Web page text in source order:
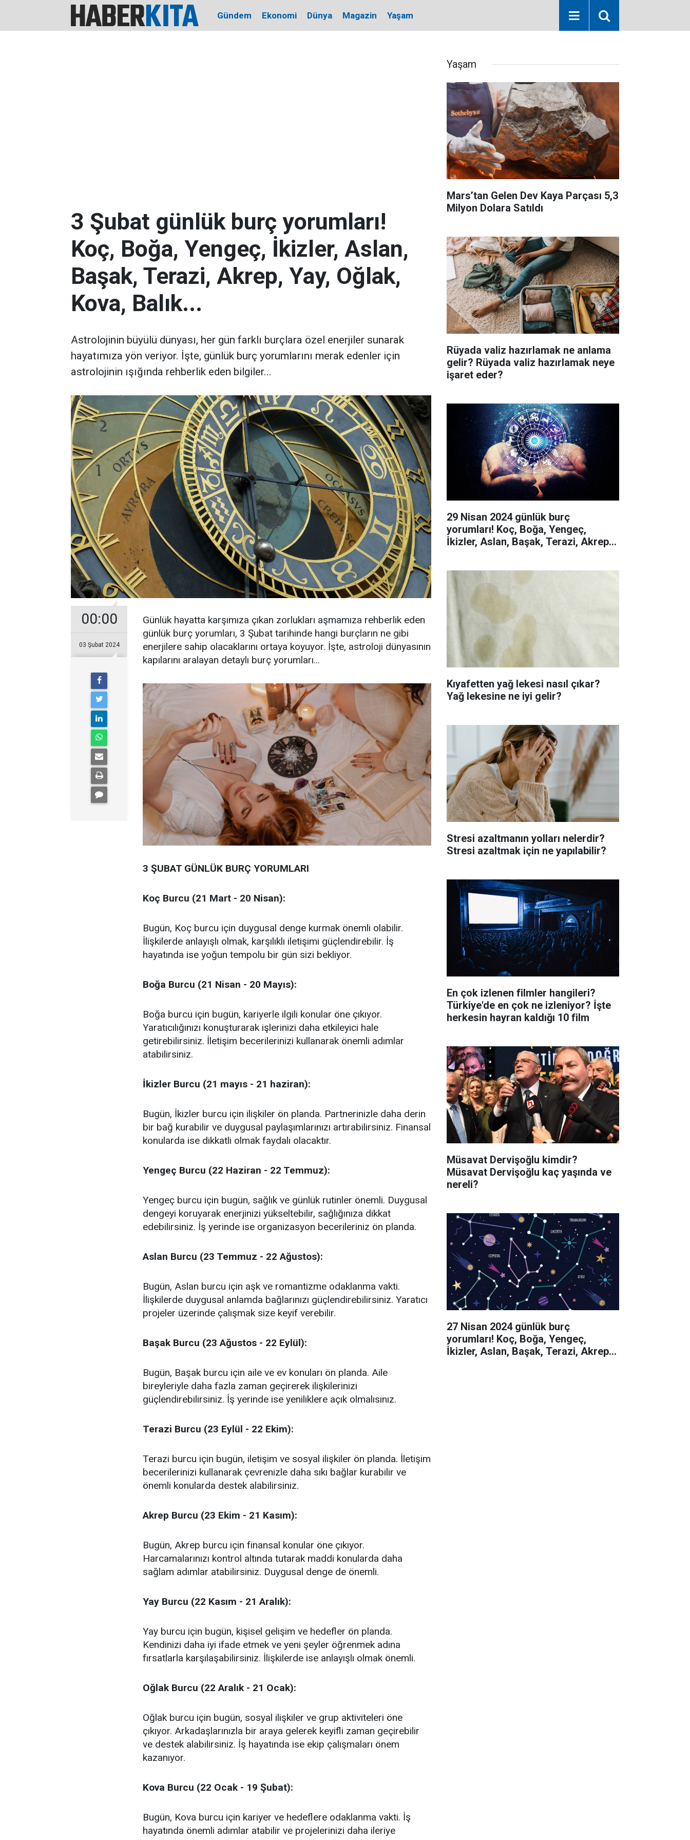
Gündem Ekonomi Dünya Magazin Yaşam
3 Şubat günlük burç yorumları!
Koç, Boğa, Yengeç, İkizler, Aslan,
Başak, Terazi, Akrep, Yay, Oğlak,
Kova, Balık...
Astrolojinin büyülü dünyası, her gün farklı burçlara özel enerjiler sunarak
hayatımıza yön veriyor. İşte, günlük burç yorumlarını merak edenler için
astrolojinin ışığında rehberlik eden bilgiler...
00:00
03 Şubat 2024
Günlük hayatta karşımıza çıkan zorlukları aşmamıza rehberlik eden
günlük burç yorumları, 3 Şubat tarihinde hangi burçların ne gibi
enerjilere sahip olacaklarını ortaya koyuyor. İşte, astroloji dünyasının
kapılarını aralayan detaylı burç yorumları...
3 ŞUBAT GÜNLÜK BURÇ YORUMLARI
Koç Burcu (21 Mart - 20 Nisan):
Bugün, Koç burcu için duygusal denge kurmak önemli olabilir.
İlişkilerde anlayışlı olmak, karşılıklı iletişimi güçlendirebilir. İş
hayatında ise yoğun tempolu bir gün sizi bekliyor.
Boğa Burcu (21 Nisan - 20 Mayıs):
Boğa burcu için bugün, kariyerle ilgili konular öne çıkıyor.
Yaratıcılığınızı konuşturarak işlerinizi daha etkileyici hale
getirebilirsiniz. İletişim becerilerinizi kullanarak önemli adımlar
atabilirsiniz.
İkizler Burcu (21 mayıs - 21 haziran):
Bugün, İkizler burcu için ilişkiler ön planda. Partnerinizle daha derin
bir bağ kurabilir ve duygusal paylaşımlarınızı artırabilirsiniz. Finansal
konularda ise dikkatli olmak faydalı olacaktır.
Yengeç Burcu (22 Haziran - 22 Temmuz):
Yengeç burcu için bugün, sağlık ve günlük rutinler önemli. Duygusal
dengeyi koruyarak enerjinizi yükseltebilir, sağlığınıza dikkat
edebilirsiniz. İş yerinde ise organizasyon becerileriniz ön planda.
Aslan Burcu (23 Temmuz - 22 Ağustos):
Bugün, Aslan burcu için aşk ve romantizme odaklanma vakti.
İlişkilerde duygusal anlamda bağlarınızı güçlendirebilirsiniz. Yaratıcı
projeler üzerinde çalışmak size keyif verebilir.
Başak Burcu (23 Ağustos - 22 Eylül):
Bugün, Başak burcu için aile ve ev konuları ön planda. Aile
bireyleriyle daha fazla zaman geçirerek ilişkilerinizi
güçlendirebilirsiniz. İş yerinde ise yeniliklere açık olmalısınız.
Terazi Burcu (23 Eylül - 22 Ekim):
Terazi burcu için bugün, iletişim ve sosyal ilişkiler ön planda. İletişim
becerilerinizi kullanarak çevrenizle daha sıkı bağlar kurabilir ve
önemli konularda destek alabilirsiniz.
Akrep Burcu (23 Ekim - 21 Kasım):
Bugün, Akrep burcu için finansal konular öne çıkıyor.
Harcamalarınızı kontrol altında tutarak maddi konularda daha
sağlam adımlar atabilirsiniz. Duygusal denge de önemli.
Yay Burcu (22 Kasım - 21 Aralık):
Yay burcu için bugün, kişisel gelişim ve hedefler ön planda.
Kendinizi daha iyi ifade etmek ve yeni şeyler öğrenmek adına
fırsatlarla karşılaşabilirsiniz. İlişkilerde ise anlayışlı olmak önemli.
Oğlak Burcu (22 Aralık - 21 Ocak):
Oğlak burcu için bugün, sosyal ilişkiler ve grup aktiviteleri öne
çıkıyor. Arkadaşlarınızla bir araya gelerek keyifli zaman geçirebilir
ve destek alabilirsiniz. İş hayatında ise ekip çalışmaları önem
kazanıyor.
Kova Burcu (22 Ocak - 19 Şubat):
Bugün, Kova burcu için kariyer ve hedeflere odaklanma vakti. İş
hayatında önemli adımlar atabilir ve projelerinizi daha ileriye
Yaşam
Mars’tan Gelen Dev Kaya Parçası 5,3
Milyon Dolara Satıldı
Rüyada valiz hazırlamak ne anlama
gelir? Rüyada valiz hazırlamak neye
işaret eder?
29 Nisan 2024 günlük burç
yorumları! Koç, Boğa, Yengeç,
İkizler, Aslan, Başak, Terazi, Akrep,
Kıyafetten yağ lekesi nasıl çıkar?
Yağ lekesine ne iyi gelir?
Stresi azaltmanın yolları nelerdir?
Stresi azaltmak için ne yapılabilir?
En çok izlenen filmler hangileri?
Türkiye'de en çok ne izleniyor? İşte
herkesin hayran kaldığı 10 film
Müsavat Dervişoğlu kimdir?
Müsavat Dervişoğlu kaç yaşında ve
nereli?
27 Nisan 2024 günlük burç
yorumları! Koç, Boğa, Yengeç,
İkizler, Aslan, Başak, Terazi, Akrep,